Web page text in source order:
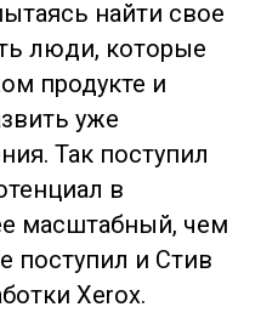
найти свое
люди, которые
продукте и
уже
Так поступил
в
масштабный, чем
поступил и Стив
Xerox.